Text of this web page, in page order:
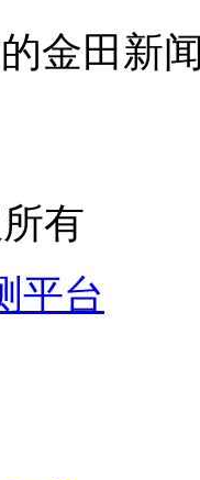
金田新
有
平台